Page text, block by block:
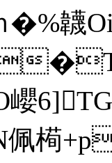
�%韤
巊
槆